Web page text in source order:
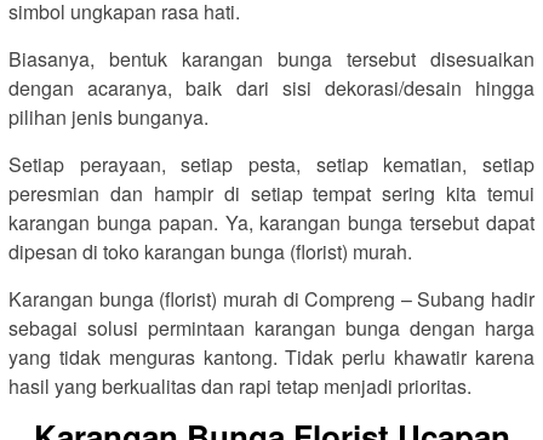
simbol ungkapan rasa hati.
Biasanya, bentuk karangan bunga tersebut disesuaikan
dengan acaranya, baik dari sisi dekorasi/desain hingga
pilihan jenis bunganya.
Setiap perayaan, setiap pesta, setiap kematian, setiap
peresmian dan hampir di setiap tempat sering kita temui
karangan bunga papan. Ya, karangan bunga tersebut dapat
dipesan di toko karangan bunga (florist) murah.
Karangan bunga (florist) murah di Compreng – Subang hadir
sebagai solusi permintaan karangan bunga dengan harga
yang tidak menguras kantong. Tidak perlu khawatir karena
hasil yang berkualitas dan rapi tetap menjadi prioritas.